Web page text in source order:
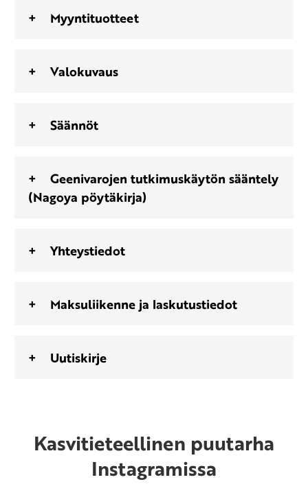
Myyntituotteet
Valokuvaus
Säännöt
Geenivarojen tutkimuskäytön sääntely
(Nagoya pöytäkirja)
Yhteystiedot
Maksuliikenne ja laskutustiedot
Uutiskirje
Kasvitieteellinen puutarha
Instagramissa